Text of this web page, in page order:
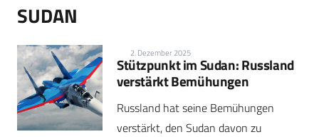
SUDAN
2. Dezember 2025
Stützpunkt im Sudan: Russland
verstärkt Bemühungen
Russland hat seine Bemühungen
verstärkt, den Sudan davon zu